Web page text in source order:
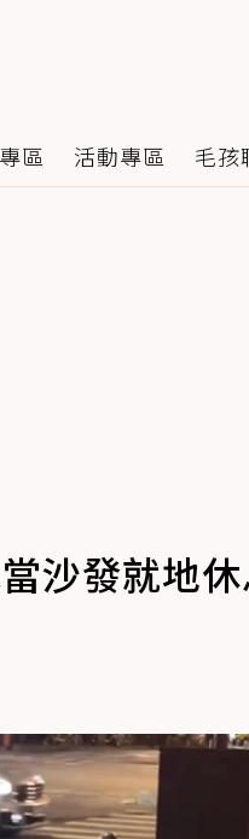
區 活動專區 毛孩
沙發就地